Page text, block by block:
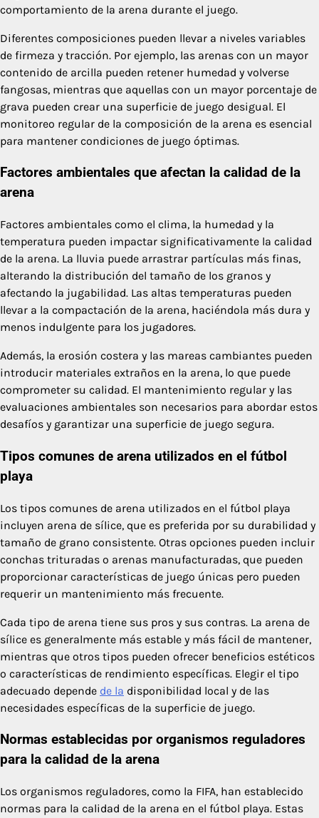
comportamiento de la arena durante el juego.
Diferentes composiciones pueden llevar a niveles variables
de firmeza y tracción. Por ejemplo, las arenas con un mayor
contenido de arcilla pueden retener humedad y volverse
fangosas, mientras que aquellas con un mayor porcentaje de
grava pueden crear una superficie de juego desigual. El
monitoreo regular de la composición de la arena es esencial
para mantener condiciones de juego óptimas.
Factores ambientales que afectan la calidad de la
arena
Factores ambientales como el clima, la humedad y la
temperatura pueden impactar significativamente la calidad
de la arena. La lluvia puede arrastrar partículas más finas,
alterando la distribución del tamaño de los granos y
afectando la jugabilidad. Las altas temperaturas pueden
llevar a la compactación de la arena, haciéndola más dura y
menos indulgente para los jugadores.
Además, la erosión costera y las mareas cambiantes pueden
introducir materiales extraños en la arena, lo que puede
comprometer su calidad. El mantenimiento regular y las
evaluaciones ambientales son necesarios para abordar estos
desafíos y garantizar una superficie de juego segura.
Tipos comunes de arena utilizados en el fútbol
playa
Los tipos comunes de arena utilizados en el fútbol playa
incluyen arena de sílice, que es preferida por su durabilidad y
tamaño de grano consistente. Otras opciones pueden incluir
conchas trituradas o arenas manufacturadas, que pueden
proporcionar características de juego únicas pero pueden
requerir un mantenimiento más frecuente.
Cada tipo de arena tiene sus pros y sus contras. La arena de
sílice es generalmente más estable y más fácil de mantener,
mientras que otros tipos pueden ofrecer beneficios estéticos
o características de rendimiento específicas. Elegir el tipo
adecuado depende de la disponibilidad local y de las
necesidades específicas de la superficie de juego.
Normas establecidas por organismos reguladores
para la calidad de la arena
Los organismos reguladores, como la FIFA, han establecido
normas para la calidad de la arena en el fútbol playa. Estas